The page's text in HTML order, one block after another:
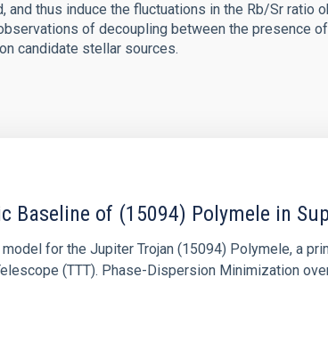
thus induce the fluctuations in the Rb/Sr ratio
of decoupling between the presence
candidate stellar sources.
Baseline of (15094) Polymele in
for the Jupiter Trojan (15094) Polymele, a
(TTT). Phase-Dispersion Minimization